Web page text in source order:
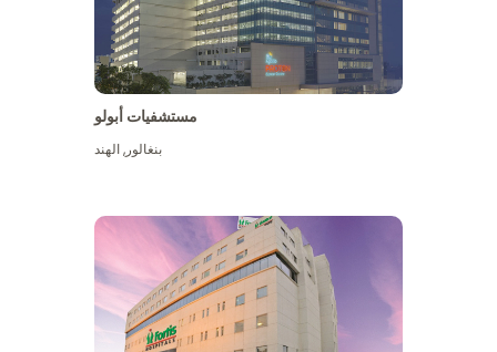
مستشفيات أبولو
بنغالور,الهند